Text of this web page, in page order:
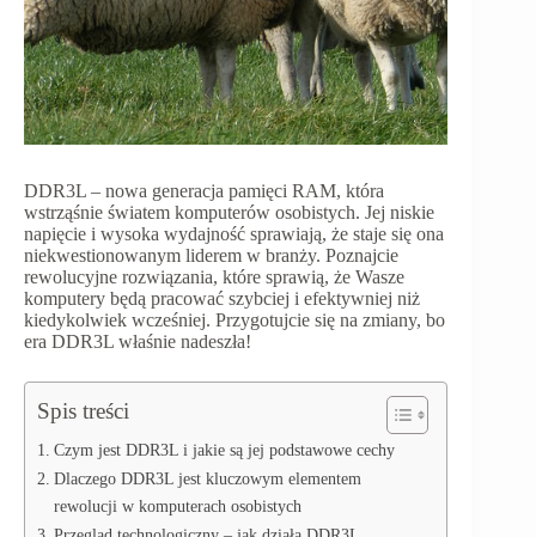
DDR3L – nowa generacja pamięci RAM, która
wstrząśnie światem komputerów osobistych. Jej niskie
napięcie i wysoka wydajność sprawiają, że staje się ona
niekwestionowanym liderem w branży. Poznajcie
rewolucyjne rozwiązania, które sprawią, że Wasze
komputery będą pracować szybciej i efektywniej niż
kiedykolwiek wcześniej. Przygotujcie się na zmiany, bo
era DDR3L właśnie nadeszła!
Spis treści
Czym jest DDR3L i jakie są jej podstawowe cechy
Dlaczego DDR3L jest kluczowym elementem
rewolucji w komputerach osobistych